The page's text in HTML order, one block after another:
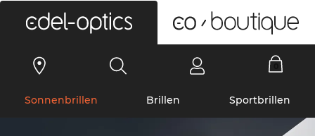
Sonnenbrillen Brillen Sportbrillen